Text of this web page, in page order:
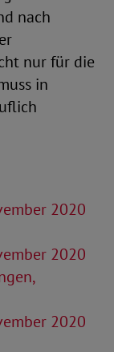
nach
nur für die
in
2020
2020
2020